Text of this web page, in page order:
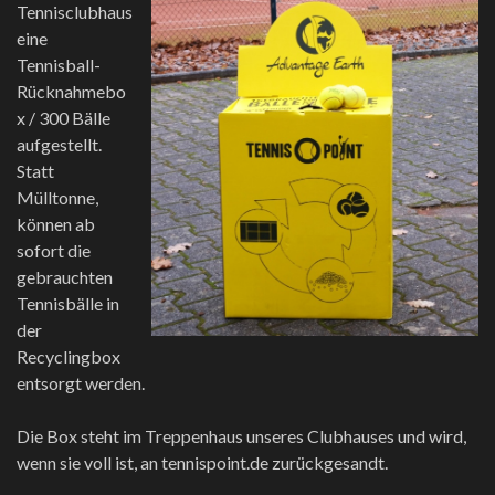
Tennisclubhaus
eine
Tennisball-
Rücknahmebo
x / 300 Bälle
aufgestellt.
Statt
Mülltonne,
können ab
sofortdie
gebrauchten
Tennisbälle in
der
Recyclingbox
entsorgt werden.
Die Box steht im Treppenhaus unseres Clubhauses und wird,
wenn sie voll ist, an tennispoint.de zurückgesandt.